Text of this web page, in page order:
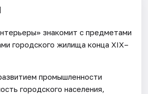
знакомит с предметами
городского жилища конца XIX–
промышленности
городского населения,